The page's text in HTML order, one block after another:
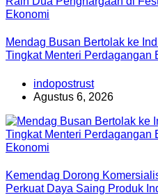
Ekonomi
Mendag Busan Bertolak ke
Tingkat Menteri Perdagangan
indopostrust
Agustus 6, 2026
Ekonomi
Kemendag Dorong
Perkuat Daya Saing Produk